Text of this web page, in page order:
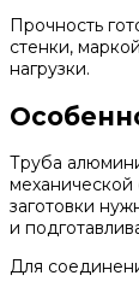
Прочность
стенки,
нагрузки.
Труба
заготовки
и
Для